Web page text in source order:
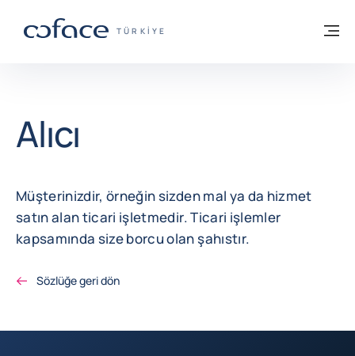
TICARET IÇIN COFACE - GRUP WEB
TÜRKIYE
ana sayfaya geri dön
Alıcı
Müşterinizdir, örneğin sizden mal ya da hizmet
satın alan ticari işletmedir. Ticari işlemler
kapsamında size borcu olan şahıstır.
Sözlüğe geri dön